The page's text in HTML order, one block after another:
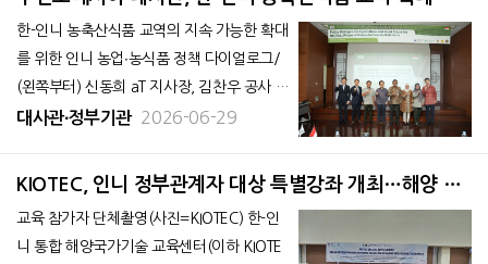
연구원 및 한국무역협회와 「2026 한-인도네
시아 경제 파트너
한 정책 대화의 장 마련
한-인니 농축산식품 교역의 지속 가능한 확대
를 위한 인니 농업∙농식품 정책 다이얼로그/
(왼쪽부터) 신동희 aT 지사장, 김찬우 공사 참
사관, Dr. Ade Candradijaya 국제협력국장,
문관, Mrs. Dian Seri Rezeki Kusumastuti
식물검역국장, Drh. N
대사관∙정부기관 2026-06-29
KIOTEC, 인니 정부관계자 대상 특별강좌 개최…해양 거
버넌스 역량 강화
교육 참가자 단체촬영(사진=KIOTEC) 한-인
니 통합 해양국가기술 교육센터(이하 KIOTE